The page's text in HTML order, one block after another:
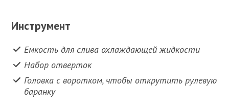
Инструмент
Емкость для слива охлаждающей жидкости
Набор отверток
Головка с воротком, чтобы открутить рулевую
баранку